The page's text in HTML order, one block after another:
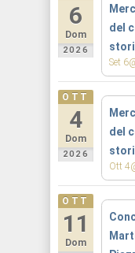
6
Dom
2026
del
Set
OTT
4
Dom
2026
del
Ott
OTT
11
Dom